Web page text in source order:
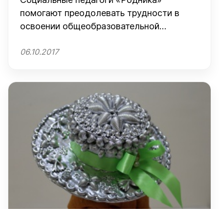
помогают преодолевать трудности в
освоении общеобразовательной
06.10.2017